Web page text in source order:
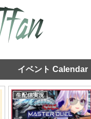
イベント Calendar
生配信実況